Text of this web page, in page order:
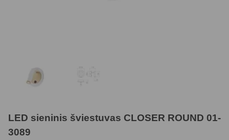
LED sieninis šviestuvas CLOSER ROUND 01-
3089